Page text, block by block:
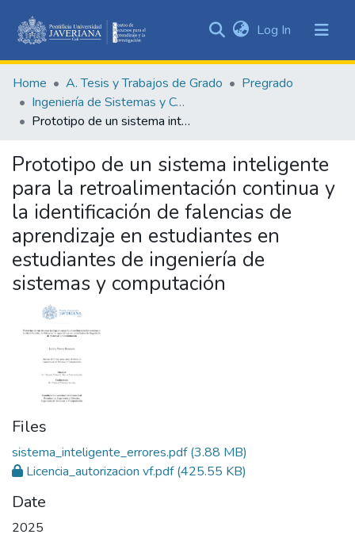
&
Collections
All of DSpace
Statistics
Log In (current)
Home A. Tesis y Trabajos de Grado
Pregrado
Ingeniería de Sistemas y Computación
Prototipo de un sistema inteligente para la retroalimentación continua y la identificación de falencias de aprendizaje en estudiantes en estudiantes de ingeniería de sistemas y computación
Prototipo de un sistema inteligente
para la retroalimentación continua y
la identificación de falencias de
aprendizaje en estudiantes en
estudiantes de ingeniería de
sistemas y computación
Files
sistema_inteligente_errores.pdf(3.88 MB)
Licencia_autorizacion vf.pdf(425.55 KB)
Date
2025